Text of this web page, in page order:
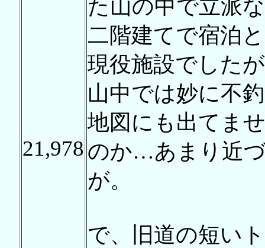
21,978
た山の中で立派
二階建てで宿泊
現役施設でした
山中では妙に不
地図にも出てま
のか…あまり近
が。
で、旧道の短い